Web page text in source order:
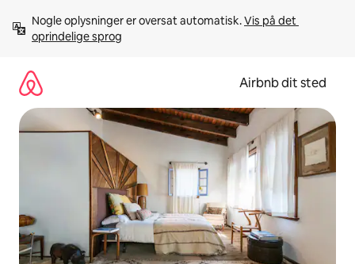
videre
Nogle oplysninger er oversat automatisk. Vis på det
oprindelige sprog
Airbnb dit sted